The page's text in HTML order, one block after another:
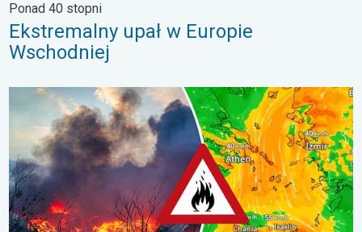
Ponad 40 stopni
Ekstremalny upał w Europie
Wschodniej
Pożary lasów szaleją także w Europie Południowo-